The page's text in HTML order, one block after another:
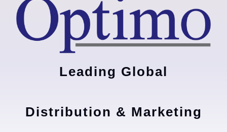
Leading Global
Distribution & Marketing